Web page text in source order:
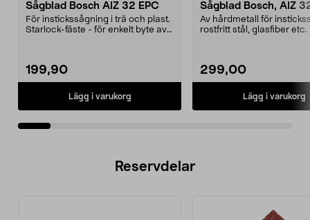
Sågblad Bosch AIZ 32 EPC
För instickssågning i trä och plast.
Starlock-fäste - för enkelt byte av
199,90
Lägg i varukorg
Sågblad Bosch, AIZ
Av hårdmetall för
rostfritt stål, glasfiber etc.
299,00
Lägg i varukorg
Reservdelar